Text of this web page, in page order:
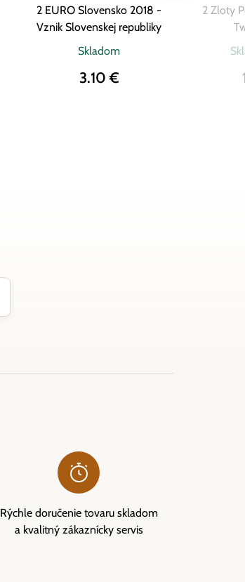
2 EURO Slovensko 2018 -
Vznik Slovenskej republiky
Skladom
3.10 €
2 Zloty
Rýchle doručenie tovaru skladom
a kvalitný zákaznícky servis